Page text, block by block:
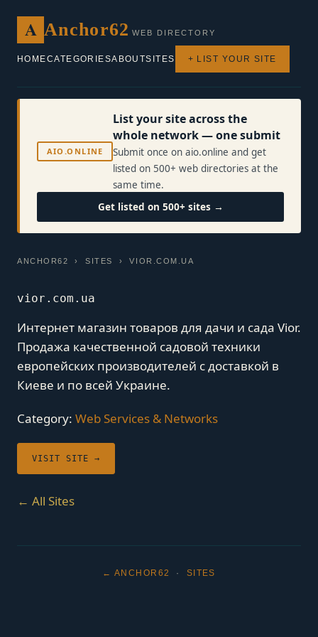
A Anchor62 WEB DIRECTORY
HOMECATEGORIESABOUTSITES + LIST YOUR SITE
AIO.ONLINE
List your site across the
whole network — one submit
Submit once on aio.online and get
listed on 500+ web directories at the
same time.
Get listed on 500+ sites →
ANCHOR62 ›SITES › VIOR.COM.UA
vior.com.ua
Интернет магазин товаров для дачи и сада Vior.
Продажа качественной садовой техники
европейских производителей с доставкой в
Киеве и по всей Украине.
Category: Web Services & Networks
VISIT SITE →
← All Sites
← ANCHOR62 · SITES